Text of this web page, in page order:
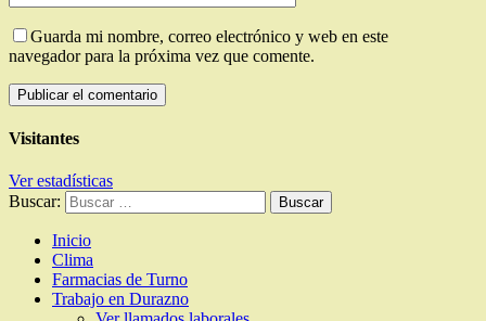
Guarda mi nombre, correo electrónico y web en este
navegador para la próxima vez que comente.
Visitantes
Ver estadísticas
Buscar:
Inicio
Clima
Farmacias de Turno
Trabajo en Durazno